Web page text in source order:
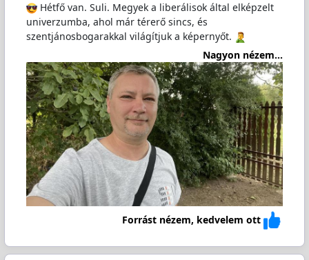
Hétfő van. Suli. Megyek a liberálisok által elképzelt
univerzumba, ahol már térerő sincs, és
szentjánosbogarakkal világítjuk a képernyőt.
Nagyon nézem...
Forrást nézem, kedvelem ott